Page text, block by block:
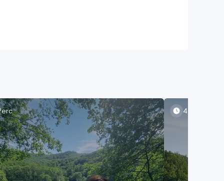
4 Perc